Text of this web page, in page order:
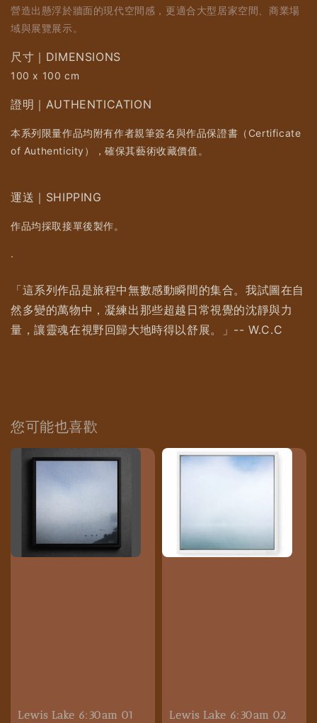
營造出懸浮於牆面的現代空間感，更適合大型居家空間、商業場
域與展覽展示。
尺寸｜DIMENSIONS
100 x 100 cm
證明｜AUTHENTICATION
本系列限量作品均附有作者親筆簽名與作品保證書（Certificate
of Authenticity），確保其藝術收藏價值。
運送｜SHIPPING
作品均採取接單後製作。
.
「這系列作品是旅程中無數感動瞬間的集合。我試圖在自
然多變的萬物中，凝練出那些超越日常視覺的沈靜與力
量，讓靈魂在視野回歸大地時得以舒展。」-- W.C.C
您可能也喜歡
Lewis Lake 6:30am 01
Lewis Lake 6:30am 02